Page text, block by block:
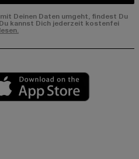
Deinen Daten umgeht, findest Du
kannst Dich jederzeit kostenfei
market